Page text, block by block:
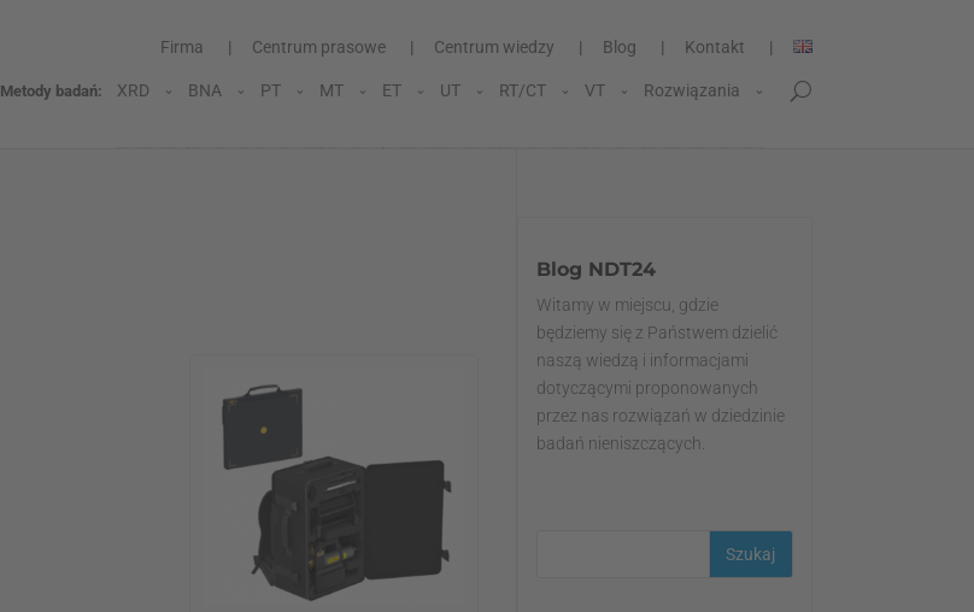
Firma Centrum prasowe Centrum wiedzy Blog Kontakt
Metody badań: XRD BNA PT MT ET UT RT/CT VT Rozwiązania
Blog NDT24
Witamy w miejscu, gdzie
będziemy się z Państwem dzielić
naszą wiedzą i informacjami
dotyczącymi proponowanych
przez nas rozwiązań w dziedzinie
badań nieniszczących.